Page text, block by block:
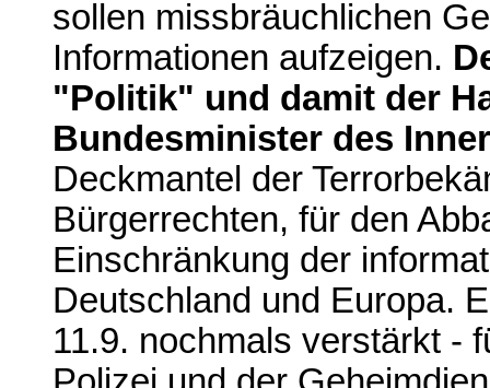
sollen missbräuchlichen
Informationen aufzeigen.
"Politik" und damit der
Bundesminister des
Deckmantel der
Bürgerrechten, für den
Einschränkung der
Deutschland und Europa.
11.9. nochmals verstärkt -